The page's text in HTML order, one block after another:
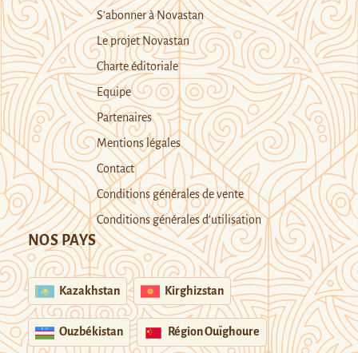
S’abonner à Novastan
Le projet Novastan
Charte éditoriale
Equipe
Partenaires
Mentions légales
Contact
Conditions générales de vente
Conditions générales d’utilisation
NOS PAYS
Kazakhstan Kirghizstan
Ouzbékistan Région Ouïghoure